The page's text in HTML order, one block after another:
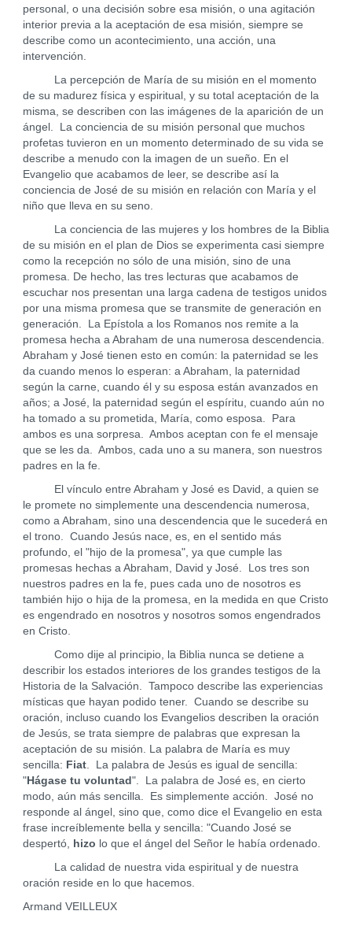
personal, o una decisión sobre esa misión, o una agitación
interior previa a la aceptación de esa misión, siempre se
describe como un acontecimiento, una acción, una
intervención.
La percepción de María de su misión en el momento
de su madurez física y espiritual, y su total aceptación de la
misma, se describen con las imágenes de la aparición de un
ángel. La conciencia de su misión personal que muchos
profetas tuvieron en un momento determinado de su vida se
describe a menudo con la imagen de un sueño. En el
Evangelio que acabamos de leer, se describe así la
conciencia de José de su misión en relación con María y el
niño que lleva en su seno.
La conciencia de las mujeres y los hombres de la Biblia
de su misión en el plan de Dios se experimenta casi siempre
como la recepción no sólo de una misión, sino de una
promesa. De hecho, las tres lecturas que acabamos de
escuchar nos presentan una larga cadena de testigos unidos
por una misma promesa que se transmite de generación en
generación. La Epístola a los Romanos nos remite a la
promesa hecha a Abraham de una numerosa descendencia.
Abraham y José tienen esto en común: la paternidad se les
da cuando menos lo esperan: a Abraham, la paternidad
según la carne, cuando él y su esposa están avanzados en
años; a José, la paternidad según el espíritu, cuando aún no
ha tomado a su prometida, María, como esposa. Para
ambos es una sorpresa. Ambos aceptan con fe el mensaje
que se les da. Ambos, cada uno a su manera, son nuestros
padres en la fe.
El vínculo entre Abraham y José es David, a quien se
le promete no simplemente una descendencia numerosa,
como a Abraham, sino una descendencia que le sucederá en
el trono. Cuando Jesús nace, es, en el sentido más
profundo, el "hijo de la promesa", ya que cumple las
promesas hechas a Abraham, David y José. Los tres son
nuestros padres en la fe, pues cada uno de nosotros es
también hijo o hija de la promesa, en la medida en que Cristo
es engendrado en nosotros y nosotros somos engendrados
en Cristo.
Como dije al principio, la Biblia nunca se detiene a
describir los estados interiores de los grandes testigos de la
Historia de la Salvación. Tampoco describe las experiencias
místicas que hayan podido tener. Cuando se describe su
oración, incluso cuando los Evangelios describen la oración
de Jesús, se trata siempre de palabras que expresan la
aceptación de su misión. La palabra de María es muy
sencilla: Fiat. La palabra de Jesús es igual de sencilla:
"Hágase tu voluntad ". La palabra de José es, en cierto
modo, aún más sencilla. Es simplemente acción. José no
responde al ángel, sino que, como dice el Evangelio en esta
frase increíblemente bella y sencilla: "Cuando José se
despertó, hizo lo que el ángel del Señor le había ordenado.
La calidad de nuestra vida espiritual y de nuestra
oración reside en lo que hacemos.
Armand VEILLEUX